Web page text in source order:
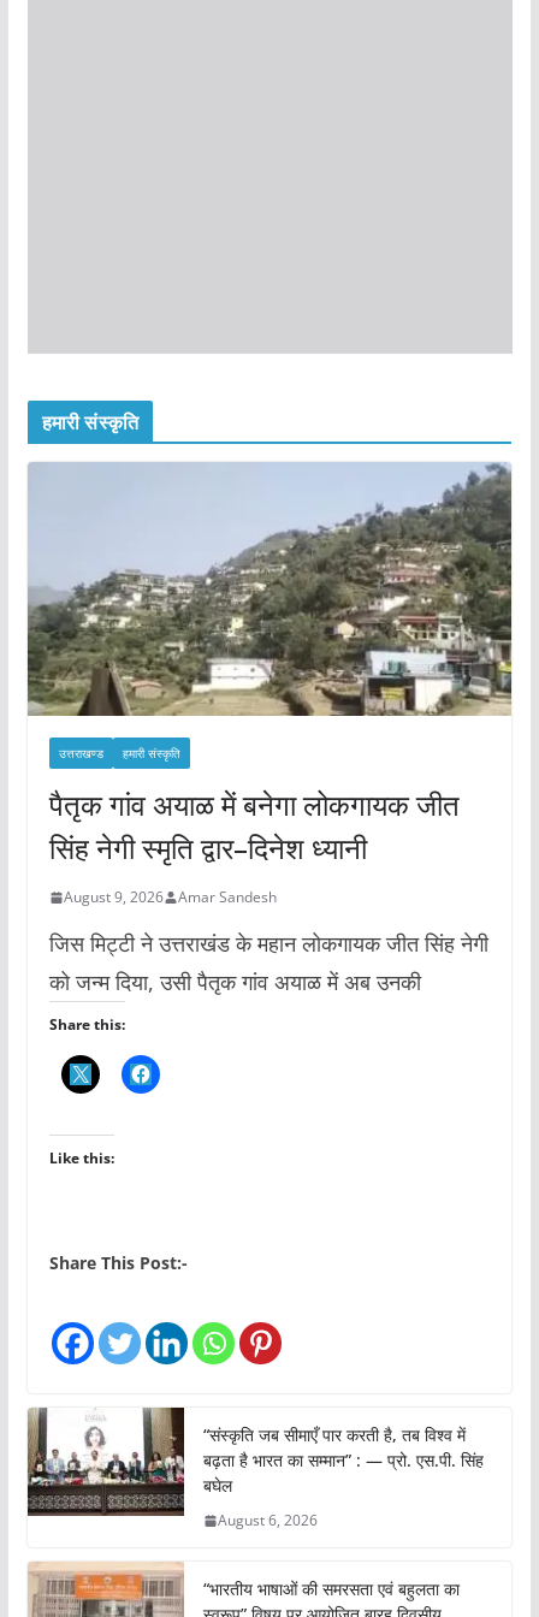
हमारी संस्कृति
उत्तराखण्ड हमारी संस्कृति
पैतृक गांव अयाळ में बनेगा लोकगायक जीत
सिंह नेगी स्मृति द्वार–दिनेश ध्यानी
August 9, 2026 Amar Sandesh
जिस मिट्टी ने उत्तराखंड के महान लोकगायक जीत सिंह नेगी
को जन्म दिया, उसी पैतृक गांव अयाळ में अब उनकी
Share this:
Like this:
Share This Post:-
“संस्कृति जब सीमाएँ पार करती है, तब विश्व में
बढ़ता है भारत का सम्मान” : — प्रो. एस.पी. सिंह
बघेल
August 6, 2026
“भारतीय भाषाओं की समरसता एवं बहुलता का